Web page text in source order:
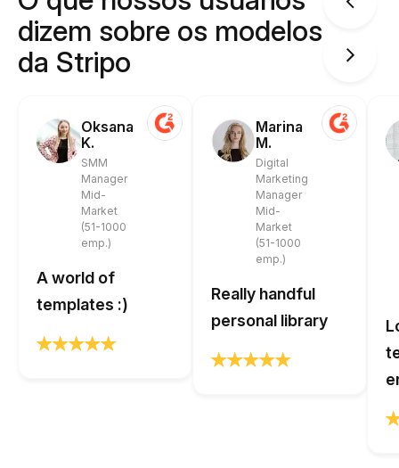
dizem sobre os modelos
da Stripo
Oksana
K.
SMM
Manager
Mid-
Market
(51-1000
emp.)
A world of
templates :)
Marina
M.
Digital
Marketing
Manager
Mid-
Market
(51-1000
emp.)
Really handful
personal library